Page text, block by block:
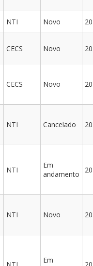
NTI Novo
CECS Novo
CECS Novo
NTI Cancelado
NTI
Em
andamento
NTI Novo
Em